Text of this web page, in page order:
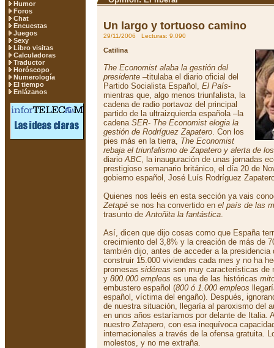
Humor
Foros
Chat
Encuestas
Juegos
Sexy
Libro visitas
Calculadoras
Traductor
Horóscopo
Numerología
El tiempo
Enlázanos
Un largo y tortuoso camino
29/11/2006 Lecturas: 9.090
Catilina
The Economist alaba la gestión del
presidente –titulaba el diario oficial del
Partido Socialista Español, El País-
mientras que, algo menos triunfalista, la
cadena de radio portavoz del principal
partido de la ultraizquierda española –la
cadena SER- The Economist elogia la
gestión de Rodríguez Zapatero. Con los
pies más en la tierra, The Economist
rebaja el triunfalismo de Zapatero y alerta de
diarioABC, la inauguración de unas jornadas
prestigioso semanario británico, el día 20 de
gobierno español, José Luís Rodríguez
Quienes nos leéis en esta sección ya vais
Zetapé se nos ha convertido en el país de las
trasunto deAntoñita la fantástica.
Así, dicen que dijo cosas como que España
crecimiento del 3,8% y la creación de más de
también dijo, antes de acceder a la presidencia
construir 15.000 viviendas cada mes y no ha
promesas sidéreas son muy características de
y 800.000 empleos es una de las históricas
embustero español (800 ó 1.000 empleos
español, víctima del engaño). Después,
de nuestra situación, llegaría al paroxismo del
en unos años estaríamos por delante de Italia.
nuestroZetapero, con esa inequívoca
internacionales a través de la ofensa gratuita.
molestos, y no me extraña.